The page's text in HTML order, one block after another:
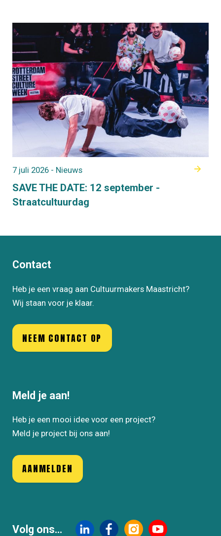
SAVE THE DATE: 12 september -
Straatcultuurdag
7 juli 2026 - Nieuws
Contact
Heb je een vraag aan Cultuurmakers Maastricht?
Wij staan voor je klaar.
NEEM CONTACT OP
Meld je aan!
Heb je een mooi idee voor een project?
Meld je project bij ons aan!
AANMELDEN
Volg ons...